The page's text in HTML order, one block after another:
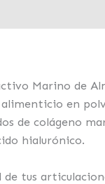
Marino de
en
de colágeno
hialurónico.
de tus